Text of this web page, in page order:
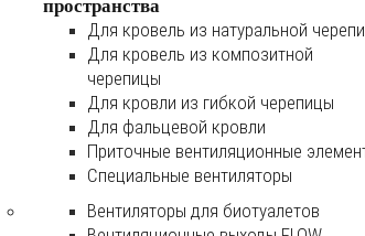
пространства
Для кровель из натуральной
Для кровель из композитной
черепицы
Для кровли из гибкой черепицы
Для фальцевой кровли
Приточные вентиляционные
Специальные вентиляторы
Вентиляторы для биотуалетов